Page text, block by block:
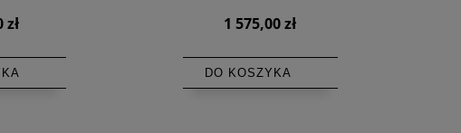
zł
1 575,00 zł
DO KOSZYKA